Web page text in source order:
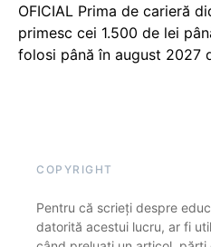
OFICIAL Prima de carieră
primesc cei 1.500 de lei
folosi până în august 2027
COPYRIGHT
Pentru că scrieți despre
datorită acestui lucru, ar fi